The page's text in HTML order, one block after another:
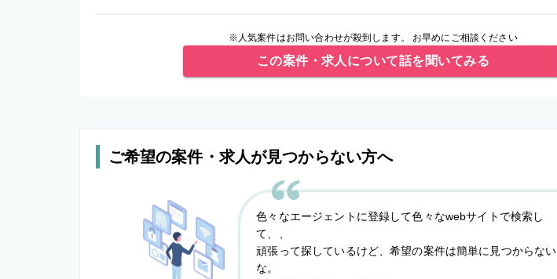
※人気案件はお問い合わせが殺到します。 お早めにご相談ください
この案件・求人について話を聞いてみる
ご希望の案件・求人が見つからない方へ
色々なエージェントに登録して色々なwebサイトで検索し
て、、
頑張って探しているけど、希望の案件は簡単に見つからない
な。